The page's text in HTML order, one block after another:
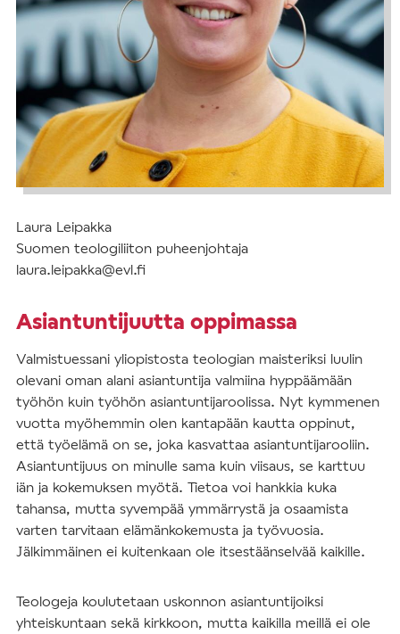
Laura Leipakka
Suomen teologiliiton puheenjohtaja
laura.leipakka@evl.fi
Asiantuntijuutta oppimassa
Valmistuessani yliopistosta teologian maisteriksi luulin
olevani oman alani asiantuntija valmiina hyppäämään
työhön kuin työhön asiantuntijaroolissa. Nyt kymmenen
vuotta myöhemmin olen kantapään kautta oppinut,
että työelämä on se, joka kasvattaa asiantuntijarooliin.
Asiantuntijuus on minulle sama kuin viisaus, se karttuu
iän ja kokemuksen myötä. Tietoa voi hankkia kuka
tahansa, mutta syvempää ymmärrystä ja osaamista
varten tarvitaan elämänkokemusta ja työvuosia.
Jälkimmäinen ei kuitenkaan ole itsestäänselvää kaikille.
Teologeja koulutetaan uskonnon asiantuntijoiksi
yhteiskuntaan sekä kirkkoon, mutta kaikilla meillä ei ole